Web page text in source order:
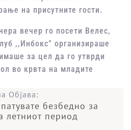
на присутните гости.
вечер го посети Велес,
,,Инбокс” организираше
за цел да го утврди
во крвта на младите
Објава:
безбедно за
летниот период